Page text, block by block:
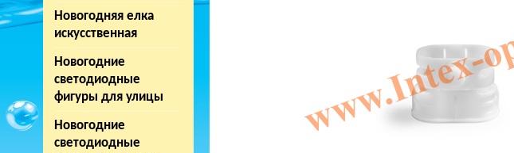
Новогодняя елка
искусственная
Новогодние
светодиодные
фигуры для улицы
Новогодние
светодиодные